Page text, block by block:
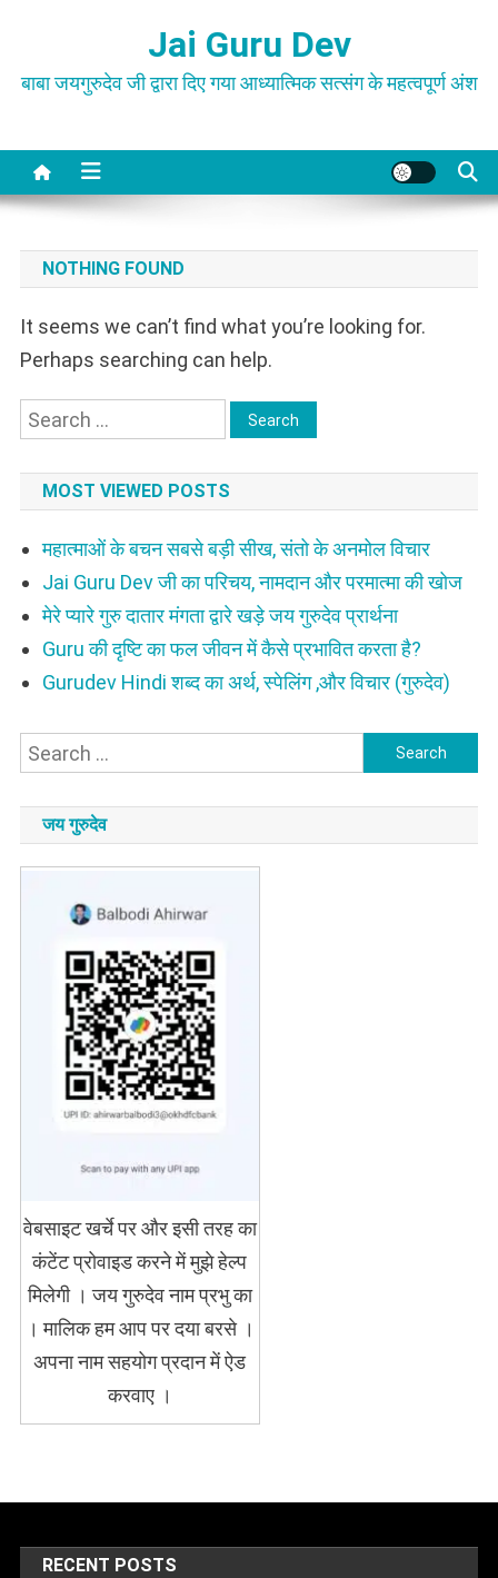
content
Jai Guru Dev
बाबा जयगुरुदेव जी द्वारा दिए गया आध्यात्मिक सत्संग के महत्वपूर्ण अंश
NOTHING FOUND
It seems we can’t find what you’re looking for.
Perhaps searching can help.
Search
MOST VIEWED POSTS
महात्माओं के बचन सबसे बड़ी सीख, संतो के अनमोल विचार
Jai Guru Dev जी का परिचय, नामदान और परमात्मा की खोज
मेरे प्यारे गुरु दातार मंगता द्वारे खड़े जय गुरुदेव प्रार्थना
Guru की दृष्टि का फल जीवन में कैसे प्रभावित करता है?
Gurudev Hindi शब्द का अर्थ, स्पेलिंग ,और विचार (गुरुदेव)
Search
जय गुरुदेव
वेबसाइट खर्चे पर और इसी तरह का
कंटेंट प्रोवाइड करने में मुझे हेल्प
मिलेगी । जय गुरुदेव नाम प्रभु का
। मालिक हम आप पर दया बरसे ।
अपना नाम सहयोग प्रदान में ऐड
करवाए ।
RECENT POSTS